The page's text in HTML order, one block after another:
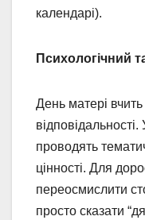
календарі).
Психологічний
День матері вчить
проводять
цінності. Для
переосмислити
просто сказати